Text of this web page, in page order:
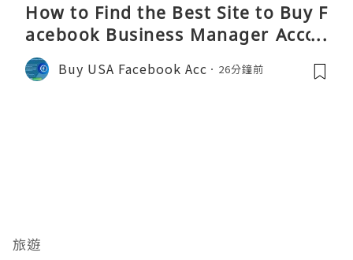
How to Find the Best Site to Buy F
acebook Business Manager Accou
nts 2026 – Complete Reality Guide
Buy USA Facebook Acc 26分鐘前
旅遊